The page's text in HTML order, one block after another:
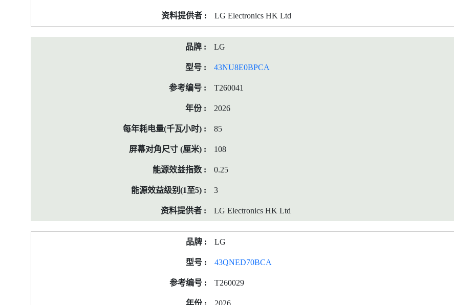
LG Electronics HK Ltd
LG
43NU8E0BPCA
T260041
2026
85
108
0.25
3
LG Electronics HK Ltd
LG
43QNED70BCA
T260029
2026